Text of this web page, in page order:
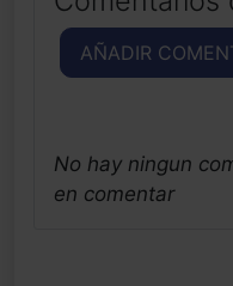
AÑADIR
No hay ningun
en comentar